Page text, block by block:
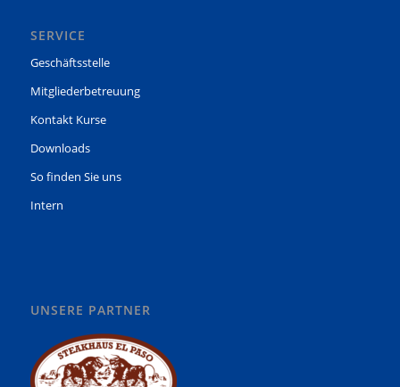
SERVICE
Geschäftsstelle
Mitgliederbetreuung
Kontakt Kurse
Downloads
So finden Sie uns
Intern
UNSERE PARTNER